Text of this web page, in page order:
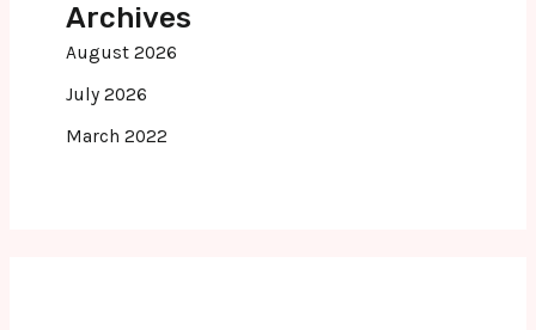
Archives
August 2026
July 2026
March 2022